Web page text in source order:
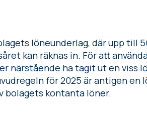
löneunderlag, där upp till
kan räknas in. För att
närstående ha tagit ut en viss
för 2025 är antigen en
bolagets kontanta löner.